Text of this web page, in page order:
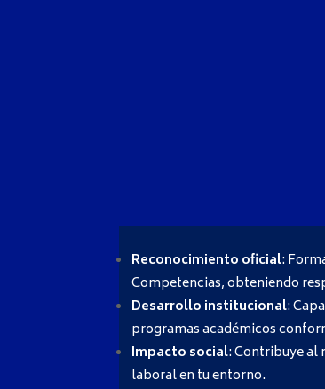
Reconocimiento oficial:
Competencias, obteniendo
Desarrollo institucional:
programas académicos
Impacto social: Contribuye al
laboral en tu entorno.